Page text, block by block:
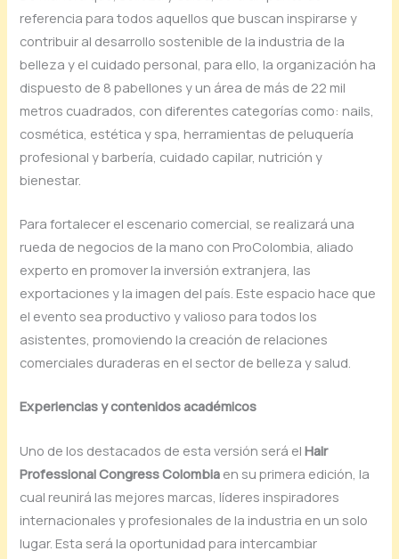
referencia para todos aquellos que buscan inspirarse y
contribuir al desarrollo sostenible de la industria de la
belleza y el cuidado personal, para ello, la organización ha
dispuesto de 8 pabellones y un área de más de 22 mil
metros cuadrados, con diferentes categorías como: nails,
cosmética, estética y spa, herramientas de peluquería
profesional y barbería, cuidado capilar, nutrición y
bienestar.
Para fortalecer el escenario comercial, se realizará una
rueda de negocios de la mano con ProColombia, aliado
experto en promover la inversión extranjera, las
exportaciones y la imagen del país. Este espacio hace que
el evento sea productivo y valioso para todos los
asistentes, promoviendo la creación de relaciones
comerciales duraderas en el sector de belleza y salud.
Experiencias y contenidos académicos
Uno de los destacados de esta versión será elHair
Professional Congress Colombia en su primera edición, la
cual reunirá las mejores marcas, líderes inspiradores
internacionales y profesionales de la industria en un solo
lugar. Esta será la oportunidad para intercambiar